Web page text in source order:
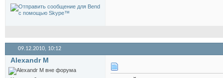
09.12.2010, 10:12
Alexandr M